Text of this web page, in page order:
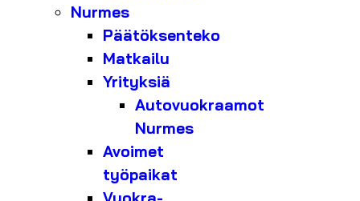
Nurmes
Päätöksenteko
Matkailu
Yrityksiä
Autovuokraamot
Nurmes
Avoimet
työpaikat